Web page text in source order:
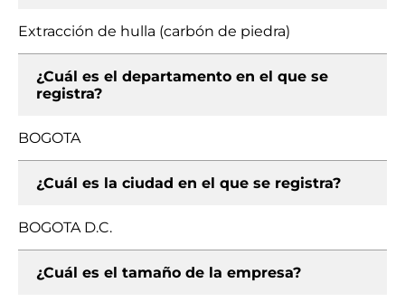
Extracción de hulla (carbón de piedra)
¿Cuál es el departamento en el que se
registra?
BOGOTA
¿Cuál es la ciudad en el que se registra?
BOGOTA D.C.
¿Cuál es el tamaño de la empresa?